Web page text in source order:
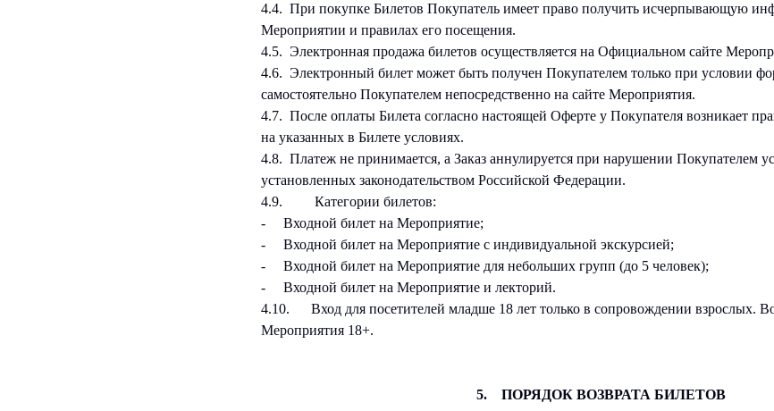
4.4. При покупке Билетов Покупатель имеет право получить исчерпывающую
Мероприятии и правилах его посещения.
4.5. Электронная продажа билетов осуществляется на Официальном сайте
4.6. Электронный билет может быть получен Покупателем только при условии
самостоятельно Покупателем непосредственно на сайте Мероприятия.
4.7. После оплаты Билета согласно настоящей Оферте у Покупателя возникает
на указанных в Билете условиях.
4.8. Платеж не принимается, а Заказ аннулируется при нарушении Покупателем
установленных законодательством Российской Федерации.
4.9. Категории билетов:
- Входной билет на Мероприятие;
- Входной билет на Мероприятие с индивидуальной экскурсией;
- Входной билет на Мероприятие для небольших групп (до 5 человек);
- Входной билет на Мероприятие и лекторий.
4.10. Вход для посетителей младше 18 лет только в сопровождении взрослых.
Мероприятия 18+.
5. ПОРЯДОК ВОЗВРАТА БИЛЕТОВ